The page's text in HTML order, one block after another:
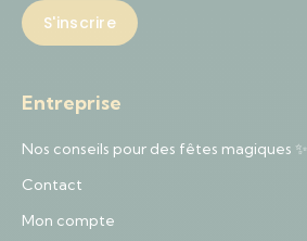
Entreprise
Nos conseils pour des fêtes magiques ✨
Contact
Mon compte